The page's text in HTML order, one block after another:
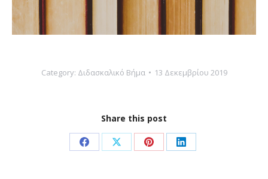
Category: Διδασκαλικό Βήμα 13 Δεκεμβρίου 2019
Share this post
Share Share Share Share